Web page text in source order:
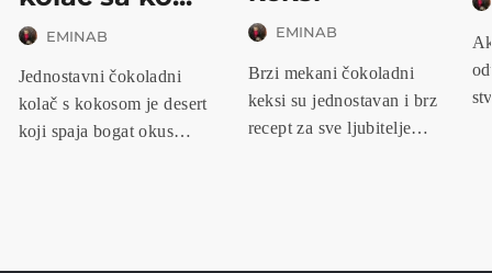
EMINAB
Jednostavni čokoladni
kolač s kokosom je desert
koji spaja bogat okus
EMINAB
Brzi mekani čokoladni
keksi su jednostavan i brz
recept za sve ljubitelje